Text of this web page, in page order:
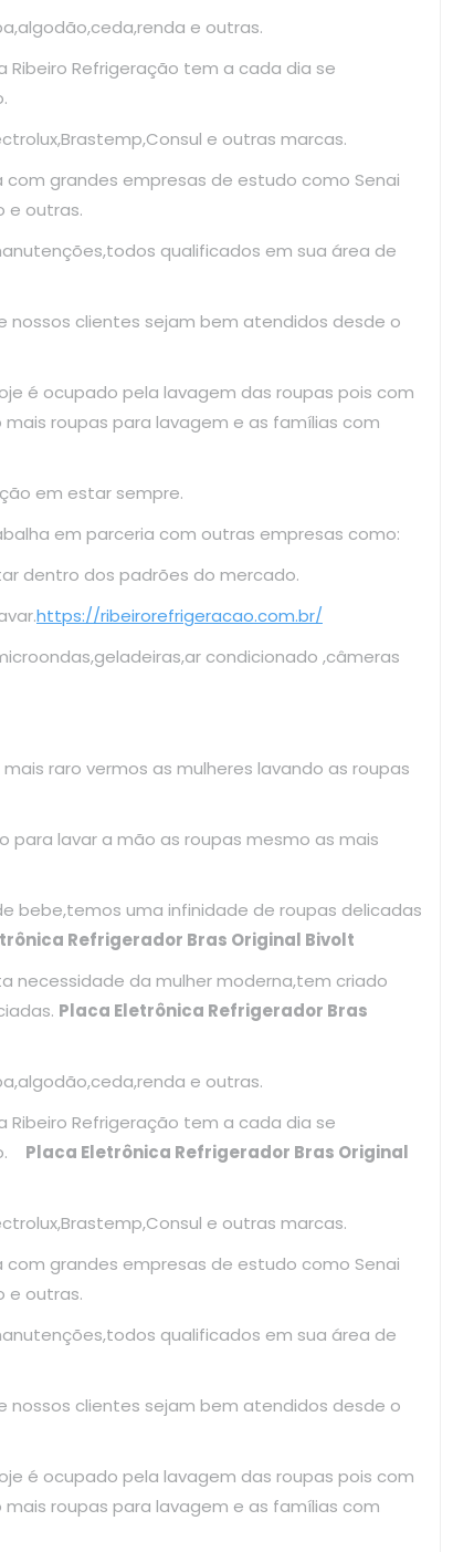
e outras.
Refrigeração tem a cada dia se
e outras marcas.
grandes empresas de estudo como Senai
e outras.
qualificados em sua área de
nossos clientes sejam bem atendidos desde o
é ocupado pela lavagem das roupas pois com
roupas para lavagem e as famílias com
em estar sempre.
em parceria com outras empresas como:
dentro dos padrões do mercado.
https://ribeirorefrigeracao.com.br/
condicionado ,câmeras
raro vermos as mulheres lavando as roupas
para lavar a mão as roupas mesmo as mais
bebe,temos uma infinidade de roupas delicadas
Refrigerador Bras Original Bivolt
necessidade da mulher moderna,tem criado
Placa Eletrônica Refrigerador Bras
e outras.
Refrigeração tem a cada dia se
Placa Eletrônica Refrigerador Bras Original
e outras marcas.
grandes empresas de estudo como Senai
e outras.
qualificados em sua área de
nossos clientes sejam bem atendidos desde o
é ocupado pela lavagem das roupas pois com
roupas para lavagem e as famílias com